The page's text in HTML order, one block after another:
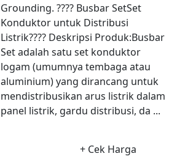
Grounding. ???? Busbar SetSet
Konduktor untuk Distribusi
Listrik???? Deskripsi Produk:Busbar
Set adalah satu set konduktor
logam (umumnya tembaga atau
aluminium) yang dirancang untuk
mendistribusikan arus listrik dalam
panel listrik, gardu distribusi, da ...
+ Cek Harga